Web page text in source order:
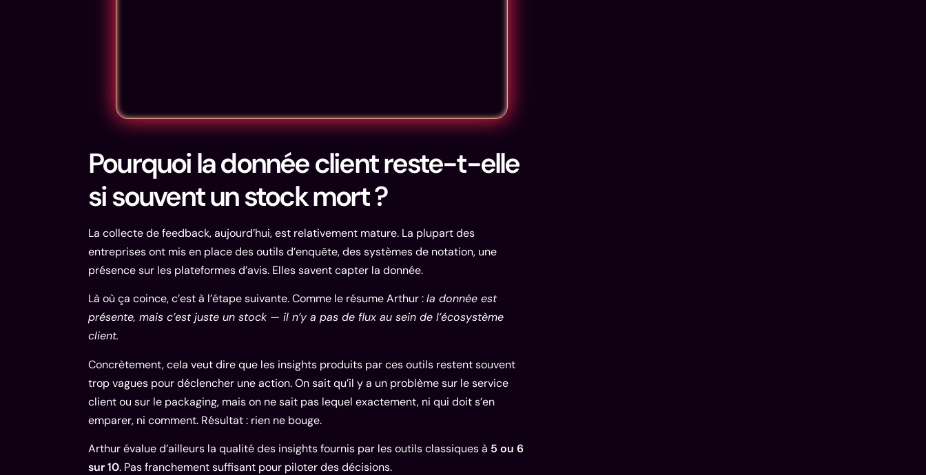
Pourquoi la donnée client reste-t-elle
si souvent un stock mort ?
La collecte de feedback, aujourd’hui, est relativement mature. La plupart des
entreprises ont mis en place des outils d’enquête, des systèmes de notation, une
présence sur les plateformes d’avis. Elles savent capter la donnée.
Là où ça coince, c’est à l’étape suivante. Comme le résume Arthur :la donnée est
présente, mais c’est juste un stock — il n’y a pas de flux au sein de l’écosystème
client.
Concrètement, cela veut dire que les insights produits par ces outils restent souvent
trop vagues pour déclencher une action. On sait qu’il y a un problème sur le service
client ou sur le packaging, mais on ne sait pas lequel exactement, ni qui doit s’en
emparer, ni comment. Résultat : rien ne bouge.
Arthur évalue d’ailleurs la qualité des insights fournis par les outils classiques à 5 ou 6
sur 10. Pas franchement suffisant pour piloter des décisions.